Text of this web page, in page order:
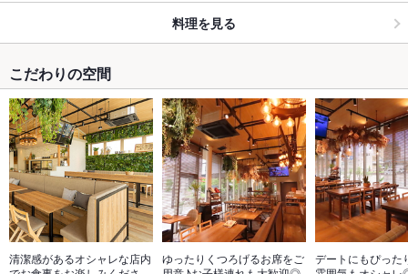
料理を見る
こだわりの空間
清潔感があるオシャレな店内
ゆったりくつろげるお席をご
デートにもぴった